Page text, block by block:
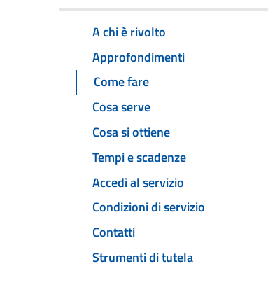
A chi è rivolto
Approfondimenti
Come fare
Cosa serve
Cosa si ottiene
Tempi e scadenze
Accedi al servizio
Condizioni di servizio
Contatti
Strumenti di tutela